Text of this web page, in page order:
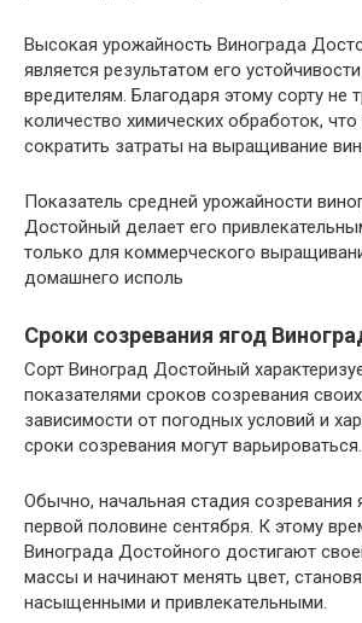
Высокая урожайность Винограда
является результатом его
вредителям. Благодаря этому сорту не
количество химических обработок,
сократить затраты на выращивание
Показатель средней урожайности
Достойный делает его
только для коммерческого
домашнего исполь
Сроки созревания ягод
Сорт Виноград Достойный
показателями сроков созревания
зависимости от погодных условий и
сроки созревания могут варьироваться.
Обычно, начальная стадия созревания
первой половине сентября. К этому
Винограда Достойного достигают
массы и начинают менять цвет,
насыщенными и привлекательными.